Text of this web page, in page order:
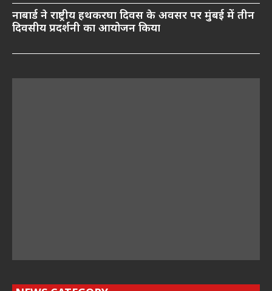
नाबार्ड ने राष्ट्रीय हथकरघा दिवस के अवसर पर मुंबई में तीन
दिवसीय प्रदर्शनी का आयोजन किया